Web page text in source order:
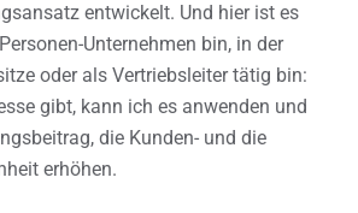
entwickelt. Und hier ist es
Unternehmen bin, in der
oder als Vertriebsleiter tätig bin:
gibt, kann ich es anwenden und
die Kunden- und die
erhöhen.